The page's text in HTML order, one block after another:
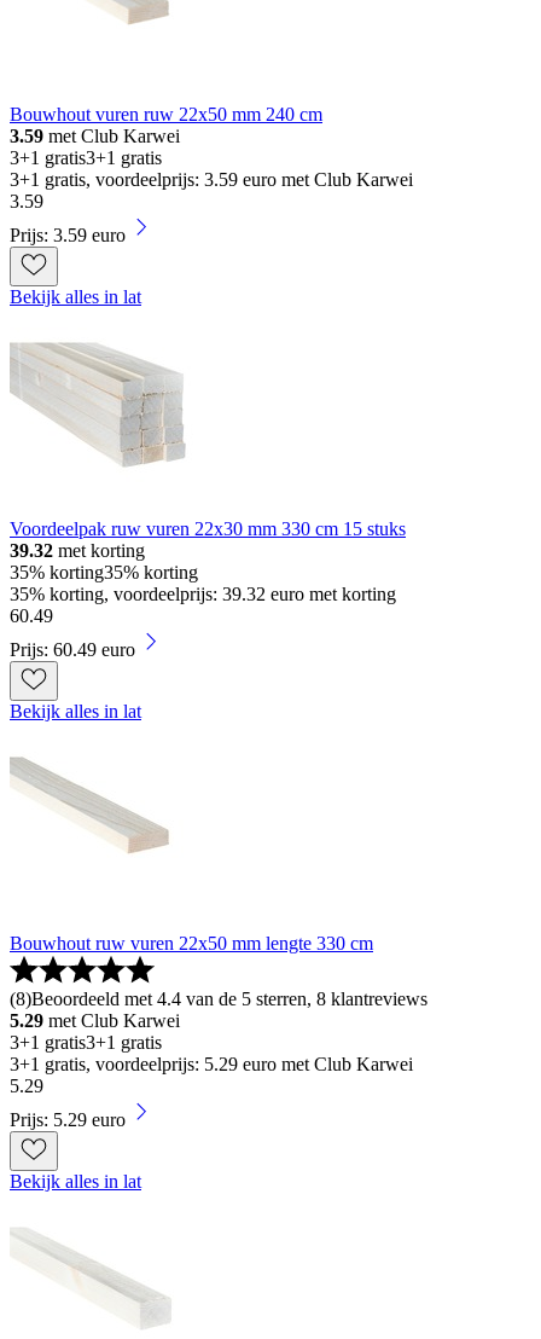
Bouwhout vuren ruw 22x50 mm 240 cm
3.59 met Club Karwei
3+1 gratis3+1 gratis
3+1 gratis, voordeelprijs: 3.59 euro met Club Karwei
3.59
Prijs: 3.59 euro
Bekijk alles in lat
Voordeelpak ruw vuren 22x30 mm 330 cm 15 stuks
39.32 met korting
35% korting35% korting
35% korting, voordeelprijs: 39.32 euro met korting
60.49
Prijs: 60.49 euro
Bekijk alles in lat
Bouwhout ruw vuren 22x50 mm lengte 330 cm
(8)Beoordeeld met 4.4 van de 5 sterren, 8 klantreviews
5.29 met Club Karwei
3+1 gratis3+1 gratis
3+1 gratis, voordeelprijs: 5.29 euro met Club Karwei
5.29
Prijs: 5.29 euro
Bekijk alles in lat